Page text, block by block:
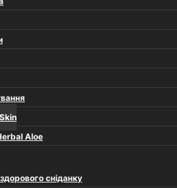
Aloe
сніданку